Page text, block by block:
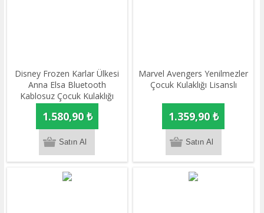
Disney Frozen Karlar Ülkesi
Anna Elsa Bluetooth
Kablosuz Çocuk Kulaklığı
Lisanslı
1.580,90 ₺
Marvel Avengers Yenilmezler
Çocuk Kulaklığı Lisanslı
1.359,90 ₺